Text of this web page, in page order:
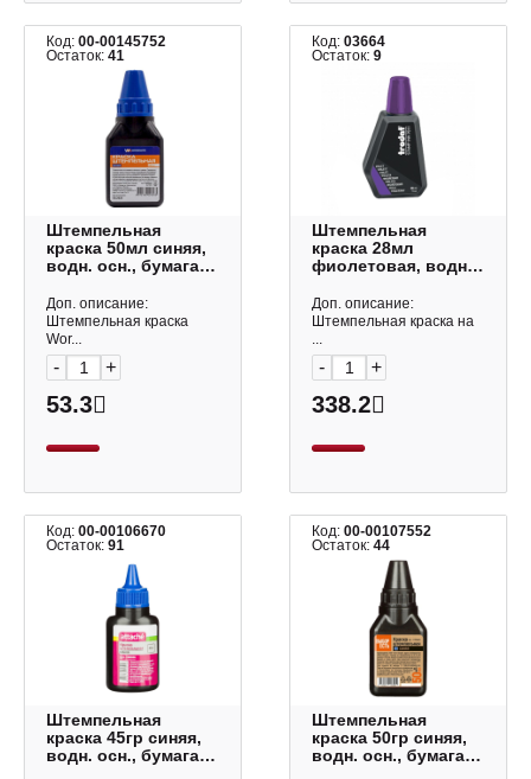
Код: 00-00145752
Остаток: 41
Штемпельная
краска 50мл синяя,
водн. осн., бумага
Доп. описание:
Штемпельная краска
Wor...
- +
53.3
Код:03664
Остаток:9
Штемпельная
краска 28мл
фиолетовая, водн.
Trodat
Доп. описание:
Штемпельная краска на
...
- +
338.2
Код: 00-00106670
Остаток: 91
Штемпельная
краска 45гр синяя,
водн. осн., бумага
Код:00-00107552
Остаток:44
Штемпельная
краска 50гр синяя,
водн. осн., бумага